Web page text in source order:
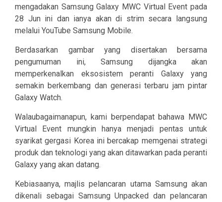
mengadakan Samsung Galaxy MWC Virtual Event pada
28 Jun ini dan ianya akan di strim secara langsung
melalui YouTube Samsung Mobile.
Berdasarkan gambar yang disertakan bersama
pengumuman ini, Samsung dijangka akan
memperkenalkan eksosistem peranti Galaxy yang
semakin berkembang dan generasi terbaru jam pintar
Galaxy Watch.
Walaubagaimanapun, kami berpendapat bahawa MWC
Virtual Event mungkin hanya menjadi pentas untuk
syarikat gergasi Korea ini bercakap memgenai strategi
produk dan teknologi yang akan ditawarkan pada peranti
Galaxy yang akan datang.
Kebiasaanya, majlis pelancaran utama Samsung akan
dikenali sebagai Samsung Unpacked dan pelancaran